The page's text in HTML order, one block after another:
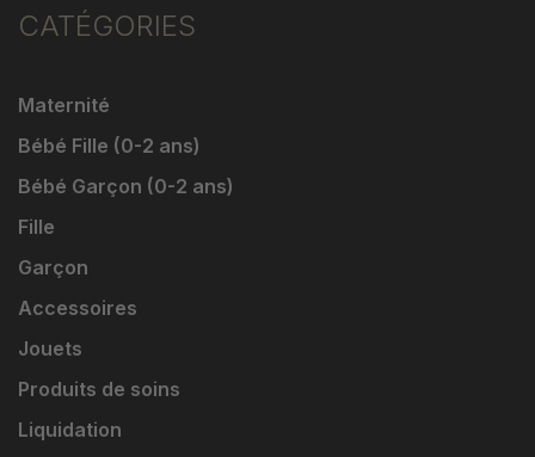
CATÉGORIES
Maternité
Bébé Fille (0-2 ans)
Bébé Garçon (0-2 ans)
Fille
Garçon
Accessoires
Jouets
Produits de soins
Liquidation